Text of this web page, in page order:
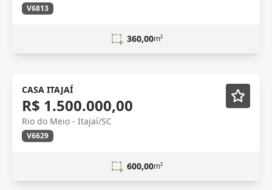
V6813
360,00m²
CASA ITAJAÍ
R$ 1.500.000,00
Rio do Meio - Itajaí/SC
V6629
600,00m²